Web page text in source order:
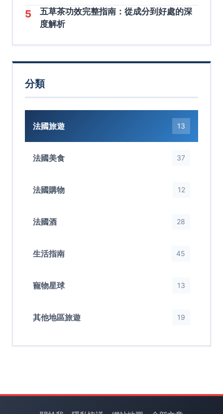
5
五草茶功效完整指南：從成分到好處的深
度解析
分類
法國旅遊 13
法國美食 37
法國購物 12
法國酒 28
生活指南 45
寵物星球 13
其他地區旅遊 19